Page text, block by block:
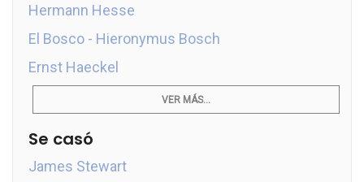
Hermann Hesse
El Bosco - Hieronymus Bosch
Ernst Haeckel
VER MÁS...
Se casó
James Stewart